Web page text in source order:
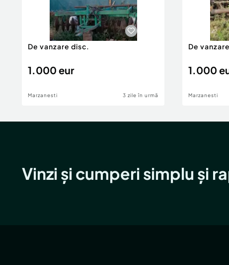
De vanzare disc.
1.000 eur
Marzanesti 3 zile în urmă
De
1.000
Marzanesti
Vinzi și cumperi simplu și